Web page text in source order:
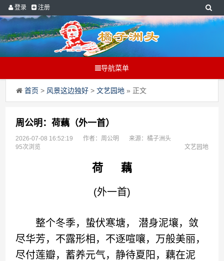
登录 注册
导航菜单
首页 > 风景这边独好 >文艺园地 » 正文
周公明：荷藕（外一首）
2026-07-08 16:52:19 作者：周公明
来源：橘子洲头
95次浏览
文艺园地
荷 藕
(外一首)
整个冬季，蛰伏寒塘， 潜身泥壤，敛
尽华芳，不露形相，不逐喧嚷，万般美丽，
尽付莲瓣，蓄养元气，静待夏阳，藕在泥